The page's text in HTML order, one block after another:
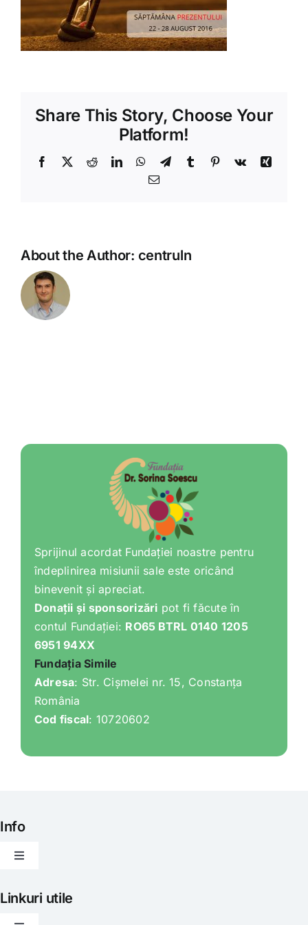
Shop
Tratamente naturale
Share This Story, Choose Your
Platform!
Facebook
X RedditLinkedInWhatsApp
TelegramTumblr Pinterest
Vk
Xing
Email
About the Author: centruln
Sprijinul acordat Fundației noastre pentru
îndeplinirea misiunii sale este oricând
binevenit și apreciat.
Donații și sponsorizări pot fi făcute în
contul Fundației: RO65 BTRL 0140 1205
6951 94XX
Fundația Simile
Adresa: Str. Cișmelei nr. 15, Constanța
România
Cod fiscal: 10720602
Info
Toggle
Articole
Linkuri utile